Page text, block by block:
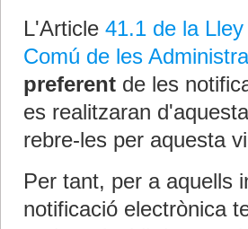
L'Article 41.1 de la
Comú de les
preferent de les
es realitzaran
rebre-les per aquesta
Per tant, per a aquells
notificació electrònica